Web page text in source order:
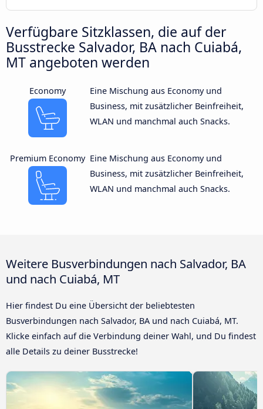
Verfügbare Sitzklassen, die auf der
Busstrecke Salvador, BA nach Cuiabá,
MT angeboten werden
Economy
Eine Mischung aus Economy und
Business, mit zusätzlicher Beinfreiheit,
WLAN und manchmal auch Snacks.
Premium Economy Eine Mischung aus Economy und
Business, mit zusätzlicher Beinfreiheit,
WLAN und manchmal auch Snacks.
Weitere Busverbindungen nach Salvador, BA
und nach Cuiabá, MT
Hier findest Du eine Übersicht der beliebtesten
Busverbindungen nach Salvador, BA und nach Cuiabá, MT.
Klicke einfach auf die Verbindung deiner Wahl, und Du findest
alle Details zu deiner Busstrecke!